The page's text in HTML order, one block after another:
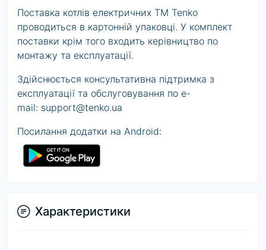
Поставка котлів електричних ТМ Tenko
проводиться в картонній упаковці. У комплект
поставки крім того входить керівництво по
монтажу та експлуатації.
Здійснюється консультативна підтримка з
експлуатації та обслуговування по e-
mail: support@tenko.ua
Посилання додатки на Android:
Характеристики